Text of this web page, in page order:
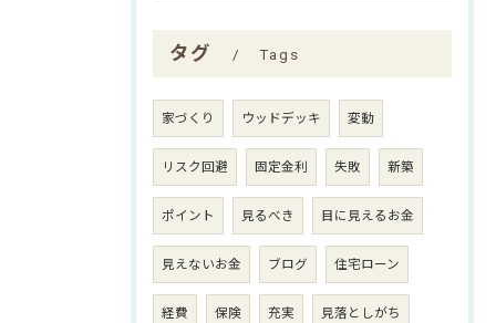
タグ Tags
家づくり ウッドデッキ 変動
リスク回避 固定金利 失敗 新築
ポイント 見るべき 目に見えるお金
見えないお金 ブログ 住宅ローン
経費 保険 充実 見落としがち